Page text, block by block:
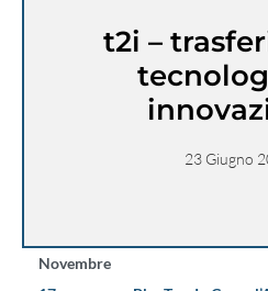
t2i –
23 Giugno
Novembre